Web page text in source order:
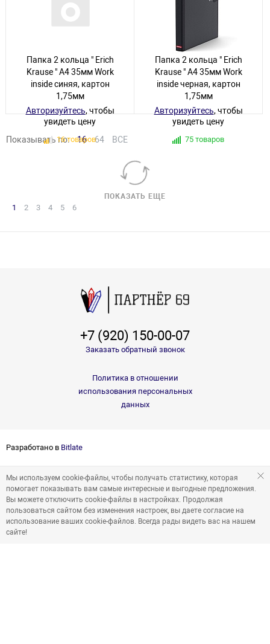
Папка 2 кольца " Erich
Krause " А4 35мм Work
inside синяя, картон
1,75мм
Авторизуйтесь, чтобы
увидеть цену
16 товаров
Папка 2 кольца " Erich
Krause " А4 35мм Work
inside черная, картон
1,75мм
Авторизуйтесь, чтобы
увидеть цену
75 товаров
Показывать по: 16 64 ВСЕ
ПОКАЗАТЬ ЕЩЕ
1 2 3 4 5 6
+7 (920) 150-00-07
Заказать обратный звонок
Политика в отношении
использования персональных
данных
Разработано в Bitlate
Мы используем cookie-файлы, чтобы получать статистику, которая
помогает показывать вам самые интересные и выгодные предложения.
Вы можете отключить cookie-файлы в настройках. Продолжая
пользоваться сайтом без изменения настроек, вы даете согласие на
использование ваших cookie-файлов. Всегда рады видеть вас на нашем
сайте!